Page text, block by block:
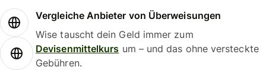
Vergleiche Anbieter von Überweisungen
Wise tauscht dein Geld immer zum
Devisenmittelkurs um – und das ohne versteckte
Gebühren.